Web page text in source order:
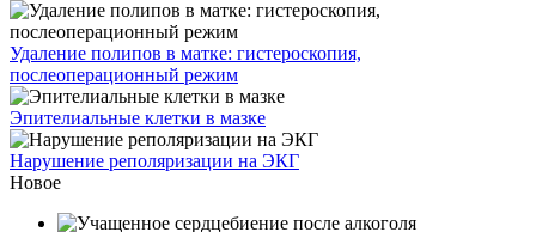
Удаление полипов в матке: гистероскопия,
послеоперационный режим
Эпителиальные клетки в мазке
Нарушение реполяризации на ЭКГ
Новое